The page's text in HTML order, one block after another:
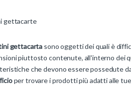
gettacarte
gettacarta sono oggetti dei quali è
piuttosto contenute, all'interno dei
che devono essere possedute
per trovare i prodotti più adatti alle